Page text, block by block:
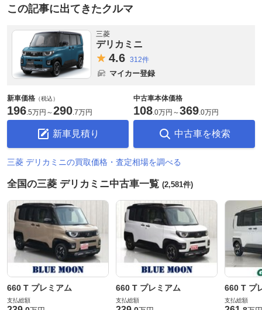
この記事に出てきたクルマ
三菱
デリカミニ
4.6 312件
マイカー登録
新車価格 （税込）
196.5万円 ～290.7万円
新車見積り
中古車本体価格
108.0万円 ～369.0万円
中古車を検索
三菱 デリカミニの買取価格・査定相場を調べる
全国の三菱 デリカミニ中古車一覧 (2,581件)
660 T プレミアム
支払総額
660 T プレミアム
支払総額
660 T プ
支払総額